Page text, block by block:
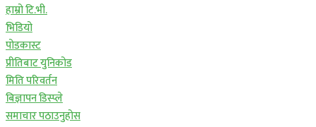
हाम्रो टि.भी.
भिडियो
पोडकास्ट
प्रीतिबाट युनिकोड
मिति परिवर्तन
बिज्ञापन डिस्प्ले
समाचार पठाउनुहोस